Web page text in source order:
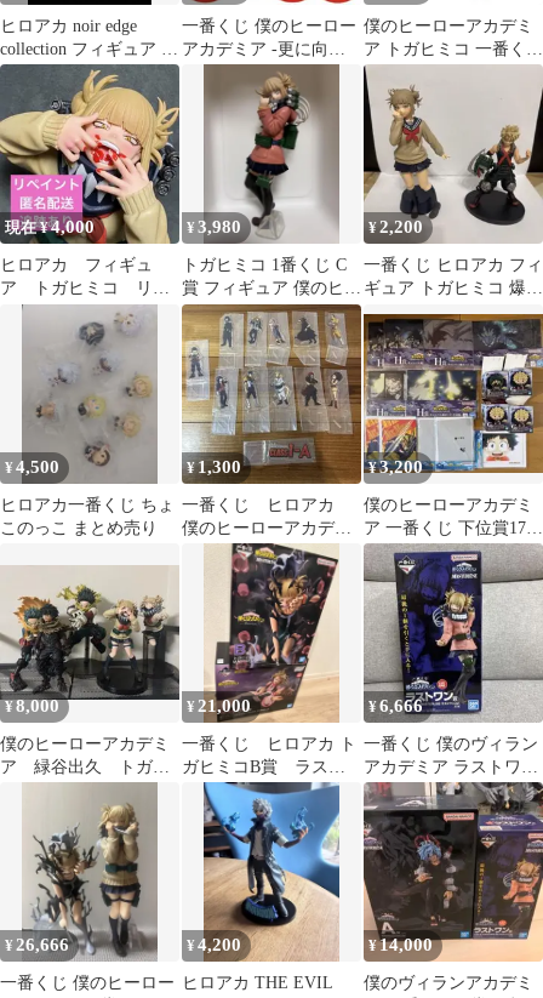
ヒロアカ noir edge
collection フィギュア ト
ガヒミコ 新品
一番くじ 僕のヒーロー
アカデミア -更に向こ
うへ- H賞 ちょこのっ
こフィギュア
僕のヒーローアカデミ
ア トガヒミコ 一番くじ
フィギュア
現在 ¥4,000
ヒロアカ フィギュ
ア トガヒミコ リペ
イント 一番くじ
¥3,980
トガヒミコ 1番くじ C
賞 フィギュア 僕のヒー
ローアカデミア
¥2,200
一番くじ ヒロアカ フィ
ギュア トガヒミコ 爆豪
勝己 2体セット 箱なし
台座あり
¥4,500
ヒロアカ一番くじ ちょ
このっこ まとめ売り
¥1,300
一番くじ ヒロアカ
僕のヒーローアカデミ
ア f賞 アクリルスタ
ンド アクスタ
¥3,200
僕のヒーローアカデミ
ア 一番くじ 下位賞17点
セット
¥8,000
僕のヒーローアカデミ
ア 緑谷出久 トガヒ
番くじ まとめ売り
¥ 21,000
一番くじ ヒロアカ ト
ガヒミコB賞 ラスト
ワン(トガ&お茶子)
¥6,666
一番くじ 僕のヴィラン
アカデミア ラストワン
賞 トガヒミコ フィギュ
ア
¥ 26,666
一番くじ 僕のヒーロー
¥4,200
ヒロアカ THE EVIL
¥14,000
僕のヴィランアカデミ